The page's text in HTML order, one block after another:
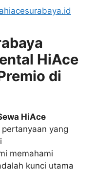
HiAce
di
HiAce
pertanyaan yang
memahami
kunci utama